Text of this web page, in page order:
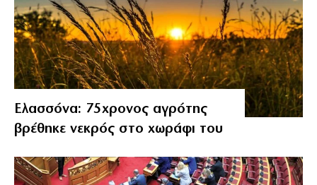
Ελασσόνα: 75χρονος αγρότης
βρέθηκε νεκρός στο χωράφι του